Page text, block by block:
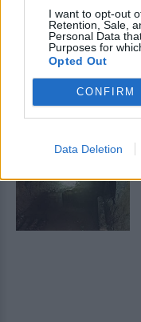
I want to opt-out
Retention, Sale,
Personal Data
Purposes for
Opted Out
CONFIRM
Data Deletion
Βίντεο:
βρίζει
Οι Αρχές συνέλαβαν
Δημοκρατικών για
λουόμενους και να